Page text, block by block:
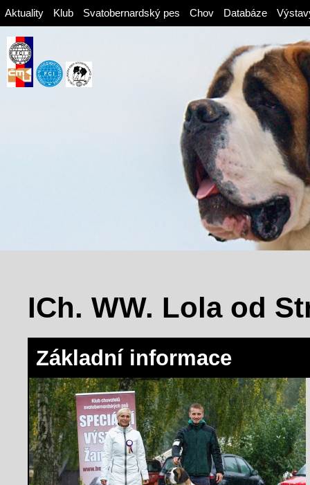
Aktuality Klub Svatobernardský pes Chov Databáze
ICh. WW. Lola od
Základní informace